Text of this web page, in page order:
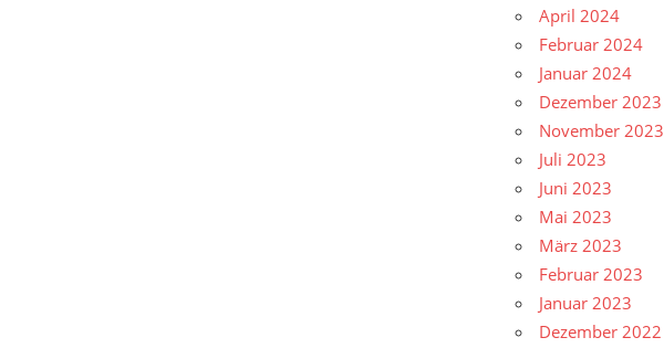
April 2024
Februar 2024
Januar 2024
Dezember 2023
November 2023
Juli 2023
Juni 2023
Mai 2023
März 2023
Februar 2023
Januar 2023
Dezember 2022